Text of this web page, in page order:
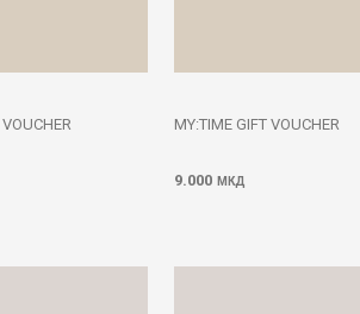
MY:TIME GIFT VOUCHER
9.000 МКД